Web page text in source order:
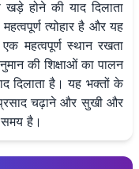
होने की याद दिलाता
त्योहार है और यह
महत्वपूर्ण स्थान रखता
की शिक्षाओं का पालन
दिलाता है। यह भक्तों के
प्रसाद चढ़ाने और सुखी और
है।